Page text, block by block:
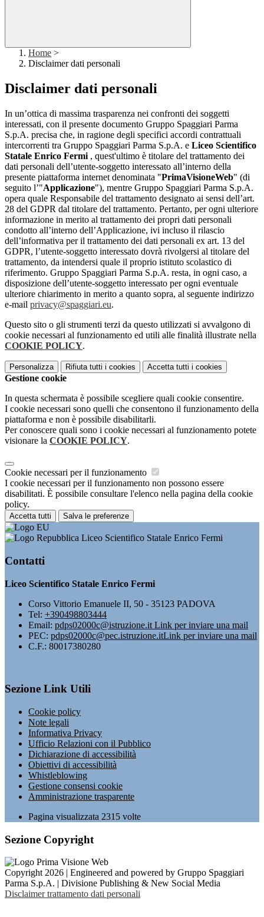
Home >
Disclaimer dati personali
Disclaimer dati personali
In un’ottica di massima trasparenza nei confronti dei soggetti
interessati, con il presente documento Gruppo Spaggiari Parma
S.p.A. precisa che, in ragione degli specifici accordi contrattuali
intercorrenti tra Gruppo Spaggiari Parma S.p.A. e Liceo Scientifico
Statale Enrico Fermi , quest'ultimo è titolare del trattamento dei
dati personali dell’utente-soggetto interessato all’interno della
presente piattaforma internet denominata "PrimaVisioneWeb" (di
seguito l’"Applicazione"), mentre Gruppo Spaggiari Parma S.p.A.
opera quale Responsabile del trattamento designato ai sensi dell’art.
28 del GDPR dal titolare del trattamento. Pertanto, per ogni ulteriore
informazione in merito al trattamento dei propri dati personali
condotto all’interno dell’Applicazione, ivi incluso il rilascio
dell’informativa per il trattamento dei dati personali ex art. 13 del
GDPR, l’utente-soggetto interessato dovrà rivolgersi al titolare del
trattamento, da intendersi quale il proprio istituto scolastico di
riferimento. Gruppo Spaggiari Parma S.p.A. resta, in ogni caso, a
disposizione dell’utente-soggetto interessato per ogni eventuale
ulteriore chiarimento in merito a quanto sopra, al seguente indirizzo
e-mail privacy@spaggiari.eu.
Questo sito o gli strumenti terzi da questo utilizzati si avvalgono di
cookie necessari al funzionamento ed utili alle finalità illustrate nella
COOKIE POLICY.
Personalizza Rifiuta tutti i cookies Accetta tutti i cookies
Gestione cookie
In questa schermata è possibile scegliere quali cookie consentire.
I cookie necessari sono quelli che consentono il funzionamento della
piattaforma e non è possibile disabilitarli.
Per conoscere quali sono i cookie necessari al funzionamento potete
visionare la COOKIE POLICY.
Cookie necessari per il funzionamento
I cookie necessari per il funzionamento non possono essere
disabilitati. È possibile consultare l'elenco nella pagina della cookie
policy.
Accetta tutti Salva le preferenze
Liceo Scientifico Statale Enrico Fermi
Contatti
Liceo Scientifico Statale Enrico Fermi
Corso Vittorio Emanuele II, 50 - 35123 PADOVA
Tel: +390498803444
Email: pdps02000c@istruzione.it Link per inviare una mail
PEC: pdps02000c@pec.istruzione.itLink per inviare una mail
C.F.: 80017380280
Sezione Link Utili
Cookie policy
Note legali
Informativa Privacy
Ufficio Relazioni con il Pubblico
Dichiarazione di accessibilità
Obiettivi di accessibilità
Whistleblowing
Gestione consensi cookie
Amministrazione trasparente
Pagina visualizzata 2315 volte
Sezione Copyright
Copyright 2026 | Engineered and powered by Gruppo Spaggiari
Parma S.p.A. | Divisione Publishing & New Social Media
Disclaimer trattamento dati personali